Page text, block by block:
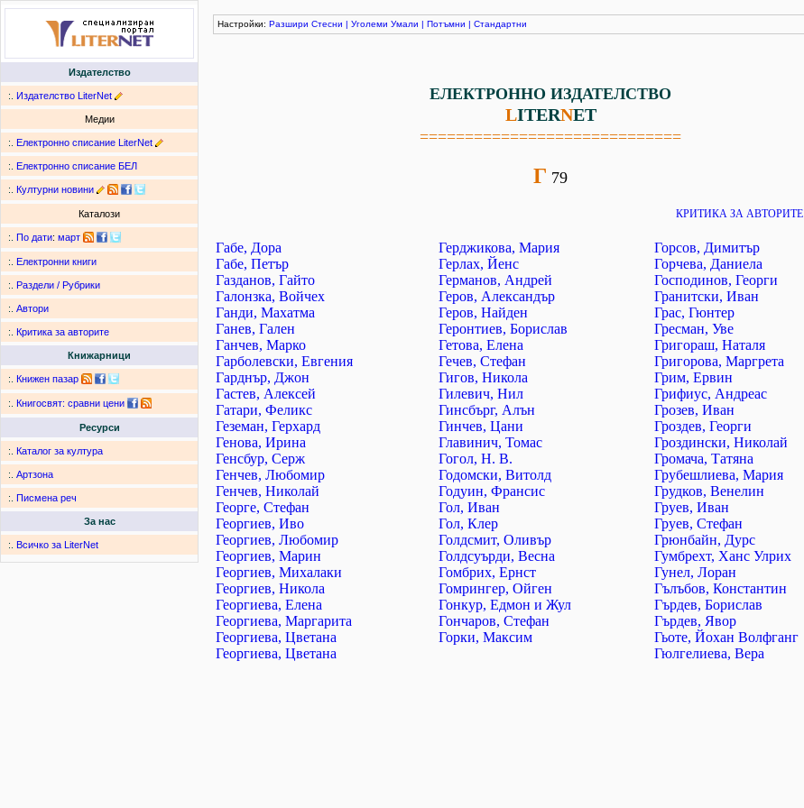
Издателство
:. Издателство LiterNet
Медии
:. Електронно списание LiterNet
:. Електронно списание БЕЛ
:. Културни новини
Каталози
:. По дати: март
:. Електронни книги
:. Раздели / Рубрики
:. Автори
:. Критика за авторите
Книжарници
:. Книжен пазар
:. Книгосвят: сравни цени
Ресурси
:. Каталог за култура
:. Артзона
:. Писмена реч
За нас
:. Всичко за LiterNet
Настройки: Разшири Стесни | Уголеми Умали | Потъмни | Стандартни
ЕЛЕКТРОННО ИЗДАТЕЛСТВО
LITERNET
=============================
Г 79
КРИТИКА ЗА АВТОРИТЕ
Габе, Дора
Габе, Петър
Газданов, Гайто
Галонзка, Войчех
Ганди, Махатма
Ганев, Гален
Ганчев, Марко
Гарболевски, Евгения
Гарднър, Джон
Гастев, Алексей
Гатари, Феликс
Геземан, Герхард
Генова, Ирина
Генсбур, Серж
Генчев, Любомир
Генчев, Николай
Георге, Стефан
Георгиев, Иво
Георгиев, Любомир
Георгиев, Марин
Георгиев, Михалаки
Георгиев, Никола
Георгиева, Елена
Георгиева, Маргарита
Георгиева, Цветана
Георгиева, Цветана
Герджикова, Мария
Герлах, Йенс
Германов, Андрей
Геров, Александър
Геров, Найден
Геронтиев, Борислав
Гетова, Елена
Гечев, Стефан
Гигов, Никола
Гилевич, Нил
Гинсбърг, Алън
Гинчев, Цани
Главинич, Томас
Гогол, Н. В.
Годомски, Витолд
Годуин, Франсис
Гол, Иван
Гол, Клер
Голдсмит, Оливър
Голдсуърди, Весна
Гомбрих, Ернст
Гомрингер, Ойген
Гонкур, Едмон и Жул
Гончаров, Стефан
Горки, Максим
Горсов, Димитър
Горчева, Даниела
Господинов, Георги
Гранитски, Иван
Грас, Гюнтер
Гресман, Уве
Григораш, Наталя
Григорова, Маргрета
Грим, Ервин
Грифиус, Андреас
Грозев, Иван
Гроздев, Георги
Гроздински, Николай
Громача, Татяна
Грубешлиева, Мария
Грудков, Венелин
Груев, Иван
Груев, Стефан
Грюнбайн, Дурс
Гумбрехт, Ханс Улрих
Гунел, Лоран
Гълъбов, Константин
Гърдев, Борислав
Гърдев, Явор
Гьоте, Йохан Волфганг
Гюлгелиева, Вера